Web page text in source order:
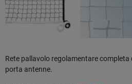
Rete pallavolo regolamentare
porta antenne.